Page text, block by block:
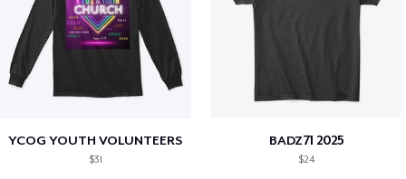
YCOG YOUTH VOLUNTEERS
$31
BADZ71 2025
$24